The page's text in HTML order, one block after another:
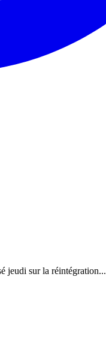
jeudi sur la réintégration...